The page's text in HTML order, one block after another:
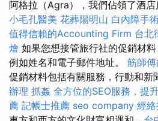
阿格拉（Agra），我們佔領了酒店
小毛孔醫美 花葬陽明山 白內障手
值得信賴的Accounting Firm 台北
燴 如果您想接管旅行社的促銷材料
例如姓名和電子郵件地址。 筋師
促銷材料包括有關服務，行動和新
辦理 抓姦 全方位的SEO服務，提
薦 記帳士推薦 seo company 經